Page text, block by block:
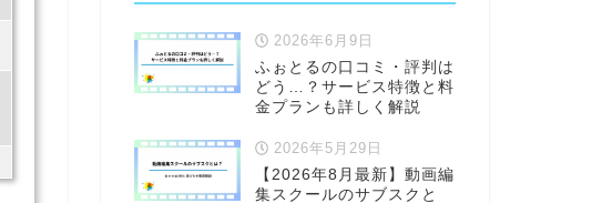
2026年6月9日
ふぉとるの口コミ・評判は
どう…？サービス特徴と料
金プランも詳しく解説
2026年5月29日
【2026年8月最新】動画編
集スクールのサブスクと